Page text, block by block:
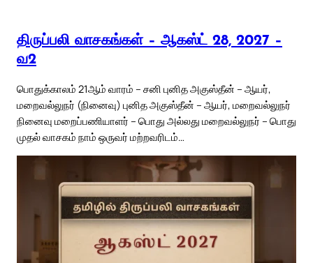
திருப்பலி வாசகங்கள் – ஆகஸ்ட் 28, 2027 –
வ2
பொதுக்காலம் 21ஆம் வாரம் – சனி புனித அகுஸ்தீன் – ஆயர்,
மறைவல்லுநர் (நினைவு) புனித அகுஸ்தீன் – ஆயர், மறைவல்லுநர்
நினைவு மறைப்பணியாளர் – பொது அல்லது மறைவல்லுநர் – பொது
முதல் வாசகம் நாம் ஒருவர் மற்றவரிடம்…